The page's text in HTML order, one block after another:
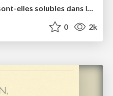
Les inégalités scolaires sont-elles solubles dans le pacte d'excellence ?
0 2k